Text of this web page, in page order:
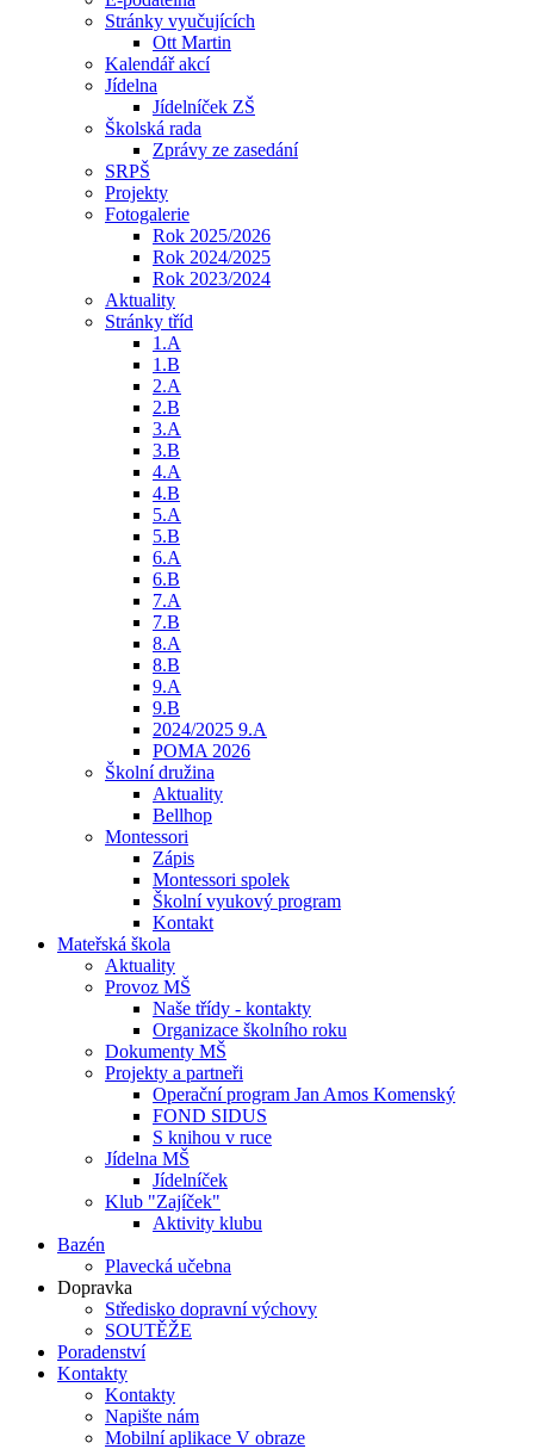
Stránky vyučujících
Ott Martin
Kalendář akcí
Jídelna
Jídelníček ZŠ
Školská rada
Zprávy ze zasedání
SRPŠ
Projekty
Fotogalerie
Rok 2025/2026
Rok 2024/2025
Rok 2023/2024
Aktuality
Stránky tříd
1.A
1.B
2.A
2.B
3.A
3.B
4.A
4.B
5.A
5.B
6.A
6.B
7.A
7.B
8.A
8.B
9.A
9.B
2024/2025 9.A
POMA 2026
Školní družina
Aktuality
Bellhop
Montessori
Zápis
Montessori spolek
Školní vyukový program
Kontakt
Mateřská škola
Aktuality
Provoz MŠ
Naše třídy - kontakty
Organizace školního roku
Dokumenty MŠ
Projekty a partneři
Operační program Jan Amos Komenský
FOND SIDUS
S knihou v ruce
Jídelna MŠ
Jídelníček
Klub "Zajíček"
Aktivity klubu
Bazén
Plavecká učebna
Dopravka
Středisko dopravní výchovy
SOUTĚŽE
Poradenství
Kontakty
Kontakty
Napište nám
Mobilní aplikace V obraze